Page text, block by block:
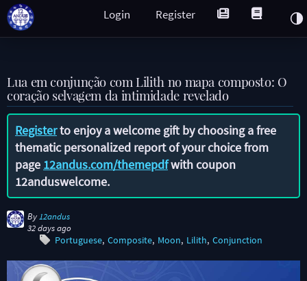
Register
Login
Lua em conjunção com Lilith no mapa composto: O
coração selvagem da intimidade revelado
Registerto enjoy a welcome gift by choosing a free
thematic personalized report of your choice from
page 12andus.com/themepdfwith coupon
12anduswelcome.
By 12andus
32 days ago
Portuguese Composite Moon Lilith Conjunction